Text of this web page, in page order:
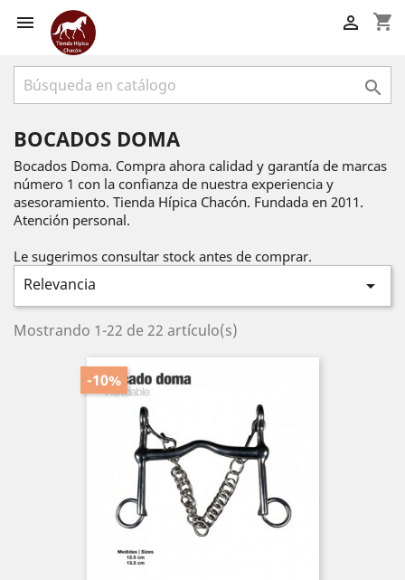
 shopping_cart


BOCADOS DOMA
Bocados Doma. Compra ahora calidad y garantía de marcas
número 1 con la confianza de nuestra experiencia y
asesoramiento. Tienda Hípica Chacón. Fundada en 2011.
Atención personal.
Le sugerimos consultar stock antes de comprar.
Relevancia 
Mostrando 1-22 de 22 artículo(s)
-10%